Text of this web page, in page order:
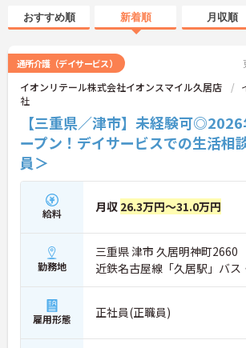
おすすめ順 新着順 月収順
通所介護（デイサービス）
イオンリテール株式会社イオンスマイル久居店
社
【三重県／津市】未経験可
ープン！デイサービスでの生活相
員＞
給料 月収 26.3万円～31.0万円
勤務地
三重県 津市 久居明神町2660
近鉄名古屋線「久居駅」バス
雇用形態 正社員(正職員)